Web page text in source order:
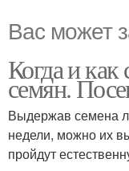
Вас может
Когда и
семян.
Выдержав семена
недели, можно их
пройдут